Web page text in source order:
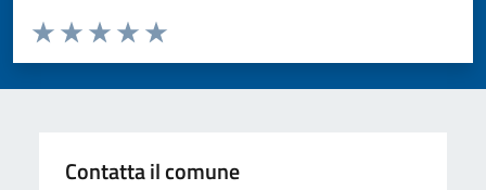
Valuta da 1 a 5 stelle la pagina
Valuta 5 stelle su 5
Valuta 4 stelle su 5
Valuta 3 stelle su 5
Valuta 2 stelle su 5
Valuta 1 stelle su 5
Contatta il comune